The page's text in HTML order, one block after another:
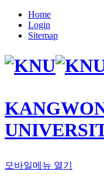
Home
Login
Sitemap
모바일메뉴 열기